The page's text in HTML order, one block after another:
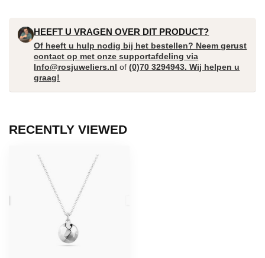
HEEFT U VRAGEN OVER DIT PRODUCT?
Of heeft u hulp nodig bij het bestellen? Neem gerust
contact op met onze supportafdeling via
Info@rosjuweliers.nl of(0)70 3294943. Wij helpen u
graag!
RECENTLY VIEWED